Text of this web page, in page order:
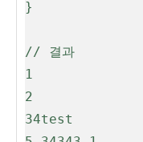
}
// 결과
1
2
34test